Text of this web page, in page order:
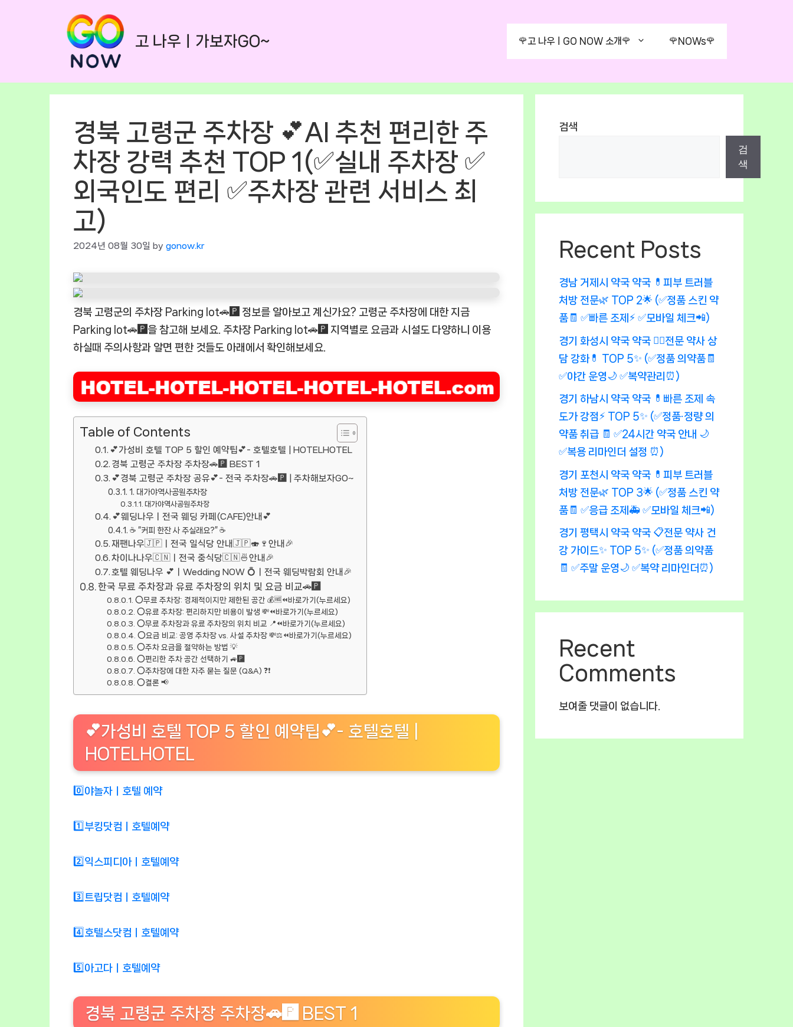
고 나우ㅣ가보자GO~ 🌹고 나우ㅣGO NOW 소개🌹 🌹NOWs🌹
경북 고령군 주차장 💕AI 추천 편리한 주
차장 강력 추천 TOP 1(✅실내 주차장 ✅
외국인도 편리 ✅주차장 관련 서비스 최
고)
2024년 08월 30일 by gonow.kr
경북 고령군의 주차장 Parking lot🚗🅿️ 정보를 알아보고 계신가요? 고령군 주차장에 대한 지금
Parking lot🚗🅿️을 참고해 보세요. 주차장 Parking lot🚗🅿️ 지역별로 요금과 시설도 다양하니 이용
하실때 주의사항과 알면 편한 것들도 아래에서 확인해보세요.
Table of Contents
💕가성비 호텔 TOP 5 할인 예약팁💕- 호텔호텔 | HOTELHOTEL
경북 고령군 주차장 주차장🚗🅿️ BEST 1
💕경북 고령군 주차장 공유💕- 전국 주차장🚗🅿️ | 주차해보자GO~
1. 대가야역사공원주차장
대가야역사공원주차장
💕웨딩나우ㅣ전국 웨딩 카페(CAFE)안내💕
☕ “커피 한잔 사 주실래요?” ☕
재팬나우🇯🇵ㅣ전국 일식당 안내🇯🇵🍣🍷안내🎉
차이나나우🇨🇳ㅣ전국 중식당🇨🇳🍜안내🎉
호텔 웨딩나우 💕ㅣWedding NOW 💍ㅣ전국 웨딩박람회 안내🎉
한국 무료 주차장과 유료 주차장의 위치 및 요금 비교🚗🅿️
⭕무료 주차장: 경제적이지만 제한된 공간 💰🆓⏪바로가기(누르세요)
⭕유료 주차장: 편리하지만 비용이 발생 💸⏪바로가기(누르세요)
⭕무료 주차장과 유료 주차장의 위치 비교 📍⏪바로가기(누르세요)
⭕요금 비교: 공영 주차장 vs. 사설 주차장 💸⚖️⏪바로가기(누르세요)
⭕주차 요금을 절약하는 방법 💡
⭕편리한 주차 공간 선택하기 🚙🅿️
⭕주차장에 대한 자주 묻는 질문 (Q&A) ❓❗
⭕결론 📢
💕가성비 호텔 TOP 5 할인 예약팁💕- 호텔호텔 |
HOTELHOTEL
0️⃣야놀자ㅣ호텔 예약
1️⃣부킹닷컴ㅣ호텔예약
2️⃣익스피디아ㅣ호텔예약
3️⃣트립닷컴ㅣ호텔예약
4️⃣호텔스닷컴ㅣ호텔예약
5️⃣아고다ㅣ호텔예약
경북 고령군 주차장 주차장🚗🅿️ BEST 1
검색
검
색
Recent Posts
경남 거제시 약국 약국 💊피부 트러블
처방 전문🌿 TOP 2🌟 (✅정품 스킨 약
품🧾 ✅빠른 조제⚡ ✅모바일 체크📲)
경기 화성시 약국 약국 👨‍⚕️전문 약사 상
담 강화💊 TOP 5✨ (✅정품 의약품🧾
✅야간 운영🌙 ✅복약관리⏰)
경기 하남시 약국 약국 💊빠른 조제 속
도가 강점⚡ TOP 5✨ (✅정품·정량 의
약품 취급 🧾 ✅24시간 약국 안내 🌙
✅복용 리마인더 설정 ⏰)
경기 포천시 약국 약국 💊피부 트러블
처방 전문🌿 TOP 3🌟 (✅정품 스킨 약
품🧾 ✅응급 조제🚑 ✅모바일 체크📲)
경기 평택시 약국 약국 📋전문 약사 건
강 가이드✨ TOP 5✨ (✅정품 의약품
🧾 ✅주말 운영🌙 ✅복약 리마인더⏰)
Recent
Comments
보여줄 댓글이 없습니다.